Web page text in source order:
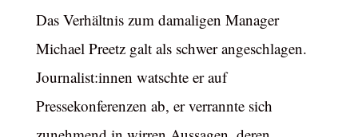
Das Verhältnis zum damaligen Manager
Michael Preetz galt als schwer angeschlagen.
Journalist:innen watschte er auf
Pressekonferenzen ab, er verrannte sich